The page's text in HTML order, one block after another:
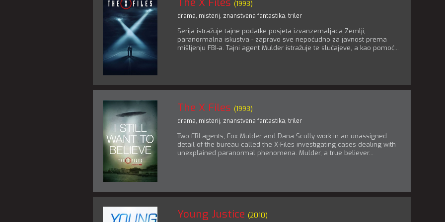
(1993)
drama, misterij, znanstvena fantastika, triler
Serija istražuje tajne podatke posjeta izvanzemaljaca Zemlji,
paranormalna iskustva - zapravo sve nepoćudno za javnost prema
mišljenju FBI-a. Tajni agent Mulder istražuje te slučajeve, a kao pomoć...
The X Files (1993)
drama, misterij, znanstvena fantastika, triler
Two FBI agents, Fox Mulder and Dana Scully work in an unassigned
detail of the bureau called the X-Files investigating cases dealing with
unexplained paranormal phenomena. Mulder, a true believer...
Young Justice (2010)